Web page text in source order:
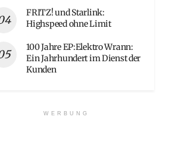
FRITZ! und Starlink:
Highspeed ohne Limit
100 Jahre EP:Elektro Wrann:
Ein Jahrhundert im Dienst der
Kunden
WERBUNG